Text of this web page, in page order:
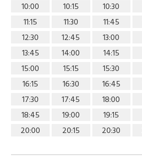
10:00
10:15 10:30
11:15
11:30 11:45
12:30
12:45 13:00
13:45
14:00 14:15
15:00
15:15 15:30
16:15
16:30 16:45
17:30
17:45 18:00
18:45
19:00 19:15
20:00
20:15 20:30